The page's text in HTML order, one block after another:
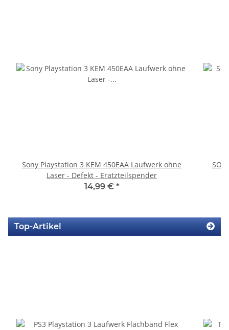
Sony Playstation 3 KEM 450EAA Laufwerk ohne
Laser - Defekt - Eratzteilspender
14,99 € *
Top-Artikel